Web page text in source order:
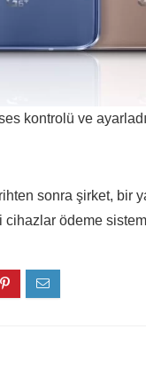
kontrolü ve
sonra şirket, bir
ödeme